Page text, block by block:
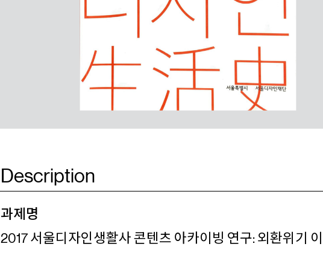
Description
과제명
2017 서울디자인생활사 콘텐츠 아카이빙 연구: 외환위기